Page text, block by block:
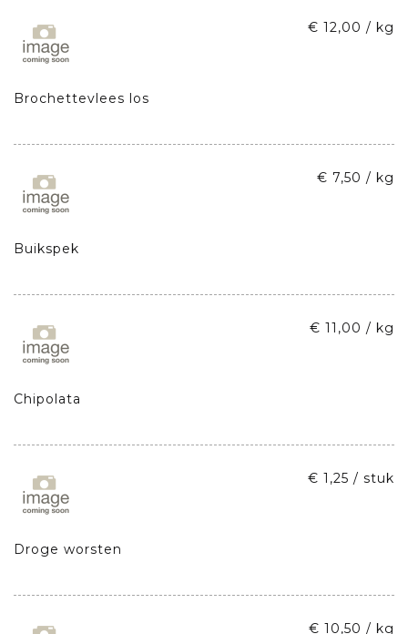
Brochettevlees los
€ 12,00 / kg
Buikspek
€ 7,50 / kg
Chipolata
€ 11,00 / kg
Droge worsten
€ 1,25 / stuk
€ 10,50 / kg